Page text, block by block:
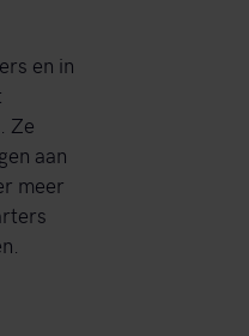
en in
Ze
aan
meer